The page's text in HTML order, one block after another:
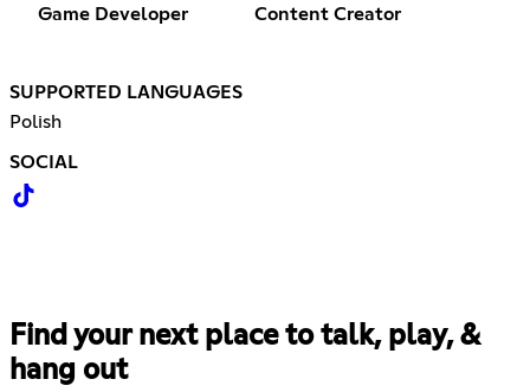
Game Developer Content Creator
SUPPORTED LANGUAGES
Polish
SOCIAL
Find your next place to talk, play, &
hang out